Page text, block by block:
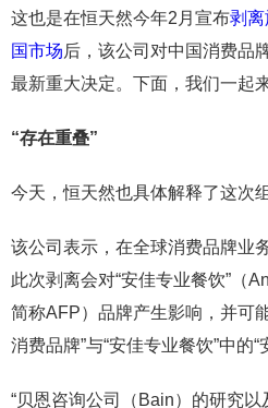
这也是在恒天然今年2月宣布剥离
国市场后，该公司对中国消费品
最新重大决定。下面，我们一起
“存在重叠”
今天，恒天然也具体解释了这次
该公司表示，在全球消费品牌业
此次剥离会对“安佳专业餐饮”（
简称AFP）品牌产生影响，并可
消费品牌”与“安佳专业餐饮”中的“
“贝恩咨询公司（Bain）的研究